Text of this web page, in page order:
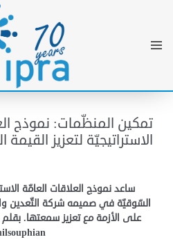
تمكين المنظّمات: نموذج
الاستراتيجيّة لتعزيز
ساعد نموذج العلاقات العامّة
السّوقيّة في صميمه شركة التّعدين
على الأزمة مع تعزيز سمعتها.